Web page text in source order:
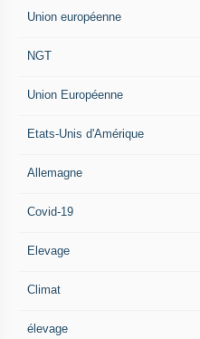
Union européenne
NGT
Union Européenne
Etats-Unis d'Amérique
Allemagne
Covid-19
Elevage
Climat
élevage